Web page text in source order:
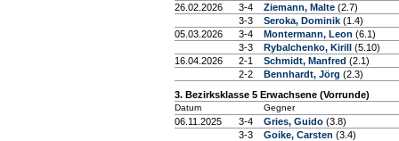
26.02.2026
3-4 Ziemann, Malte (2.7)
3-3
Seroka, Dominik (1.4)
05.03.2026
3-4 Montermann, Leon (6.1)
3-3
Rybalchenko, Kirill (5.10)
16.04.2026
2-1 Schmidt, Manfred (2.1)
2-2
Bennhardt, Jörg (2.3)
3. Bezirksklasse 5 Erwachsene (Vorrunde)
Datum Gegner
06.11.2025 3-4 Gries, Guido (3.8)
3-3
Goike, Carsten (3.4)